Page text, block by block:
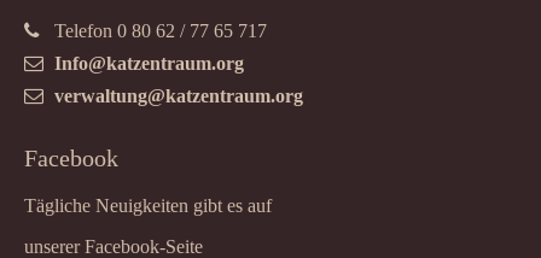
Telefon 0 80 62 / 77 65 717
Info@katzentraum.org
verwaltung@katzentraum.org
Facebook
Tägliche Neuigkeiten gibt es auf
unserer Facebook-Seite